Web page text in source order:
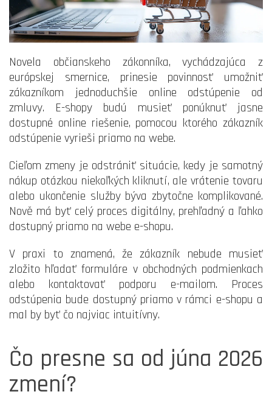
Novela občianskeho zákonníka, vychádzajúca z
európskej smernice, prinesie povinnosť umožniť
zákazníkom jednoduchšie online odstúpenie od
zmluvy. E-shopy budú musieť ponúknuť jasne
dostupné online riešenie, pomocou ktorého zákazník
odstúpenie vyrieši priamo na webe.
Cieľom zmeny je odstrániť situácie, kedy je samotný
nákup otázkou niekoľkých kliknutí, ale vrátenie tovaru
alebo ukončenie služby býva zbytočne komplikované.
Nově má byť celý proces digitálny, prehľadný a ľahko
dostupný priamo na webe e-shopu.
V praxi to znamená, že zákazník nebude musieť
zložito hľadať formuláre v obchodných podmienkach
alebo kontaktovať podporu e-mailom. Proces
odstúpenia bude dostupný priamo v rámci e-shopu a
mal by byť čo najviac intuitívny.
Čo presne sa od júna 2026
zmení?